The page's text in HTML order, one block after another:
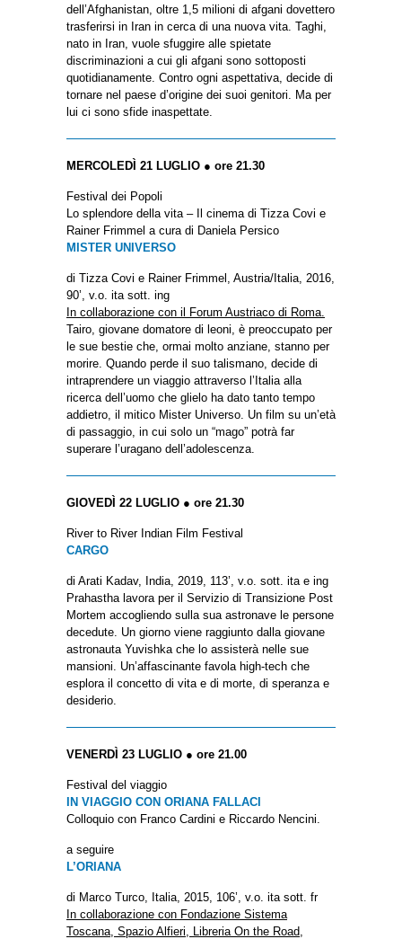
dell’Afghanistan, oltre 1,5 milioni di afgani dovettero
trasferirsi in Iran in cerca di una nuova vita. Taghi,
nato in Iran, vuole sfuggire alle spietate
discriminazioni a cui gli afgani sono sottoposti
quotidianamente. Contro ogni aspettativa, decide di
tornare nel paese d’origine dei suoi genitori. Ma per
lui ci sono sfide inaspettate.
MERCOLEDÌ 21 LUGLIO ● ore 21.30
Festival dei Popoli
Lo splendore della vita – Il cinema di Tizza Covi e
Rainer Frimmel a cura di Daniela Persico
MISTER UNIVERSO
di Tizza Covi e Rainer Frimmel, Austria/Italia, 2016,
90’, v.o. ita sott. ing
In collaborazione con il Forum Austriaco di Roma.
Tairo, giovane domatore di leoni, è preoccupato per
le sue bestie che, ormai molto anziane, stanno per
morire. Quando perde il suo talismano, decide di
intraprendere un viaggio attraverso l’Italia alla
ricerca dell’uomo che glielo ha dato tanto tempo
addietro, il mitico Mister Universo. Un film su un’età
di passaggio, in cui solo un “mago” potrà far
superare l’uragano dell’adolescenza.
GIOVEDÌ 22 LUGLIO ● ore 21.30
River to River Indian Film Festival
CARGO
di Arati Kadav, India, 2019, 113’, v.o. sott. ita e ing
Prahastha lavora per il Servizio di Transizione Post
Mortem accogliendo sulla sua astronave le persone
decedute. Un giorno viene raggiunto dalla giovane
astronauta Yuvishka che lo assisterà nelle sue
mansioni. Un’affascinante favola high-tech che
esplora il concetto di vita e di morte, di speranza e
desiderio.
VENERDÌ 23 LUGLIO ● ore 21.00
Festival del viaggio
IN VIAGGIO CON ORIANA FALLACI
Colloquio con Franco Cardini e Riccardo Nencini.
a seguire
L’ORIANA
di Marco Turco, Italia, 2015, 106’, v.o. ita sott. fr
In collaborazione con Fondazione Sistema
Toscana, Spazio Alfieri, Libreria On the Road,